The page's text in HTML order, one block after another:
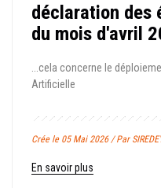
déclaration des
du mois d'avril
...cela concerne le
Artificielle
Crée le 05 Mai 2026 / Par
En savoir plus